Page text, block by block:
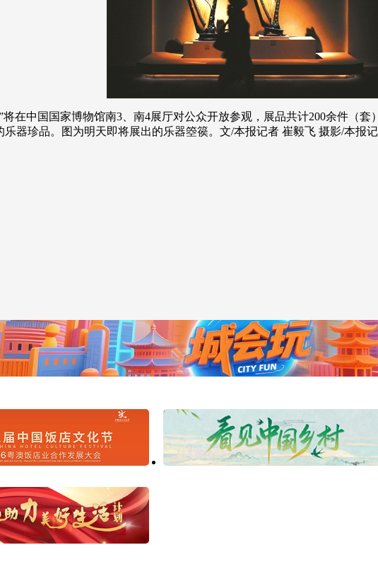
智敬中国 全民健康 颜选攻略
栏目 片库 热播榜 总台企业白名单
中国国家博物馆南3、南4展厅对公众开放参观，展品共计200余件（套
器珍品。图为明天即将展出的乐器箜篌。文/本报记者 崔毅飞 摄影/本报